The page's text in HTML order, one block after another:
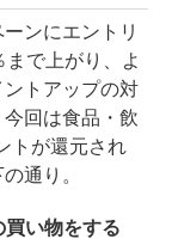
ンにエントリ
で上がり、よ
トアップの対
回は食品・飲
トが還元され
通り。
買い物をする